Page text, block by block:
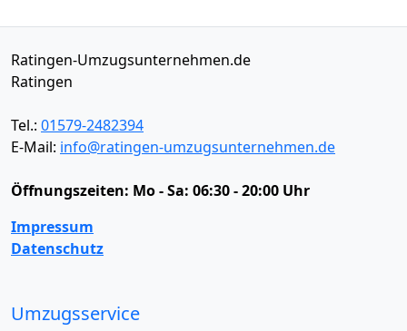
Ratingen-Umzugsunternehmen.de
Ratingen
Tel.: 01579-2482394
E-Mail: info@ratingen-umzugsunternehmen.de
Öffnungszeiten: Mo - Sa: 06:30 - 20:00 Uhr
Impressum
Datenschutz
Umzugsservice